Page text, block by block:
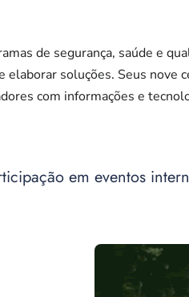
de segurança, saúde e
elaborar soluções. Seus nove
com informações e
em eventos